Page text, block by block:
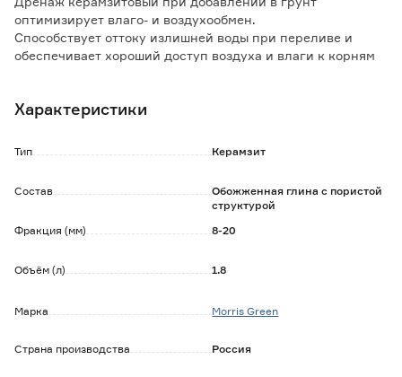
оптимизирует влаго- и воздухообмен.
Способствует оттоку излишней воды при переливе и
обеспечивает хороший доступ воздуха и влаги к корням
В связи с тем, что керамзит имеет форму и цвет, сходные
целях защиты поверхности грунта от появления плесени
препятствует возможному закислению грунта.
Характеристики
Тип Керамзит
Состав
Обожженная глина с пористой
структурой
Фракция (мм)
8-20
Объём (л) 1.8
Марка Morris Green
Страна производства Россия